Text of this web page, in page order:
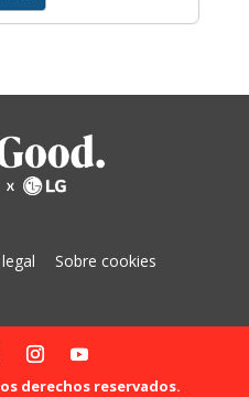
Sobre cookies
derechos reservados.